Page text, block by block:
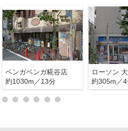
ベンガベンガ糀谷店
約1030m／13分
ローソン
約305m／